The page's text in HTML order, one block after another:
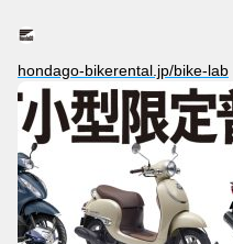
hondago-bikerental.jp/bike-lab